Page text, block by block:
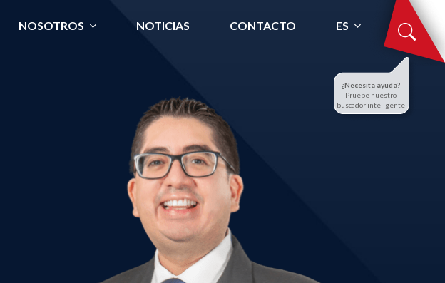
NOSOTROS NOTICIAS CONTACTO ES
¿Necesita ayuda?
Pruebe nuestro
buscador inteligente